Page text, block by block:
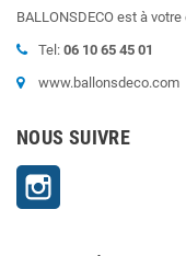
BALLONSDECO est à
Tel: 06 10 65 45 01
www.ballonsdeco.com
NOUS SUIVRE